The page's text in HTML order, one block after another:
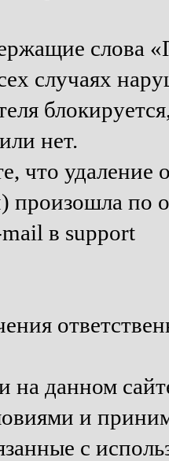
слова
случаях
нет.
что удаление
произошла по
в support
на данном
и
с